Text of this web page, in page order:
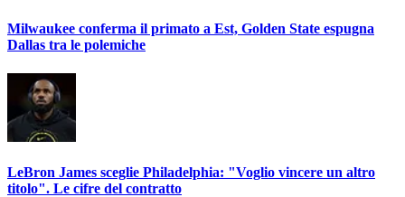
Milwaukee conferma il primato a Est, Golden State espugna
Dallas tra le polemiche
LeBron James sceglie Philadelphia: "Voglio vincere un altro
titolo". Le cifre del contratto